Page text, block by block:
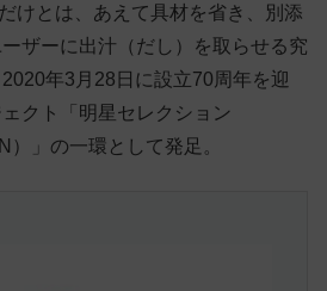
けとは、あえて具材を省き、別添
ザーに出汁（だし）を取らせる究
年3月28日に設立70周年を迎
クト「明星セレクション
）」の一環として発足。